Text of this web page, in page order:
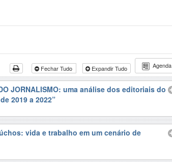
Agenda
Fechar Tudo Expandir Tudo
JORNALISMO: uma análise dos editoriais do
2019 a 2022”
vida e trabalho em um cenário de